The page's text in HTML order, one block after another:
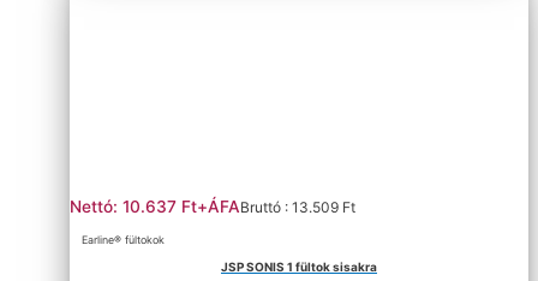
Nettó: 10.637 Ft+ÁFABruttó : 13.509 Ft
Earline® fültokok
JSP SONIS 1 fültok sisakra